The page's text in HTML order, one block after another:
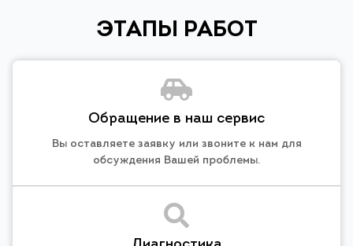
ЭТАПЫ РАБОТ
Обращение в наш сервис
Вы оставляете заявку или звоните к нам для
обсуждения Вашей проблемы.